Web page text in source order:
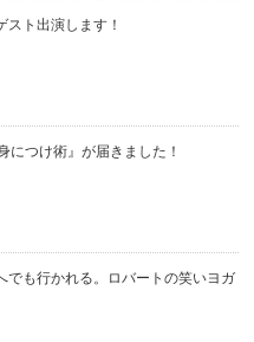
スト出演します！
につけ術』が届きました！
でも行かれる。ロバートの笑いヨガ